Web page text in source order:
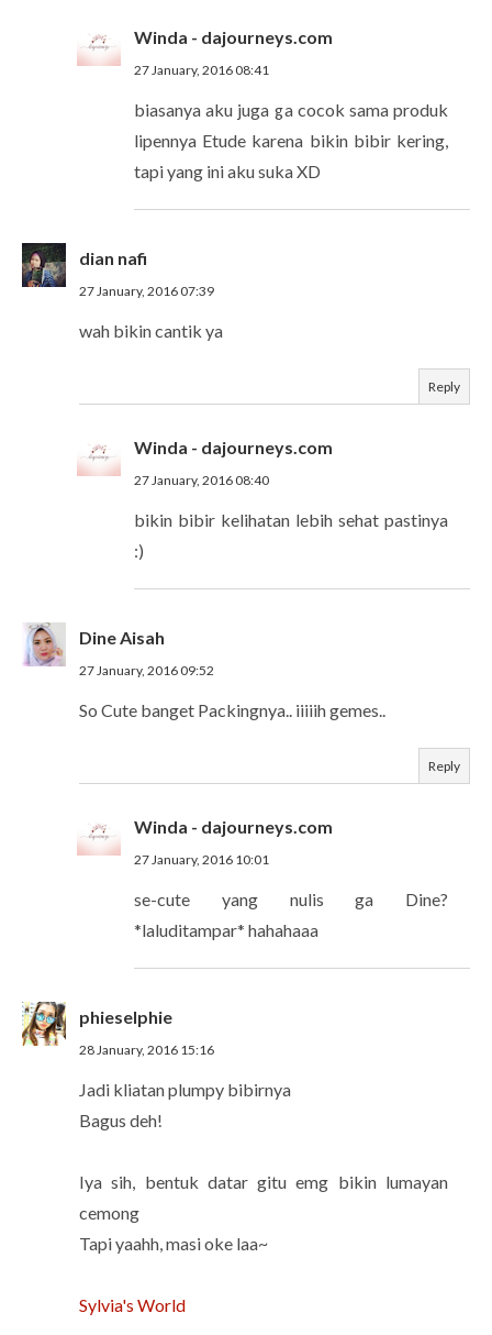
Winda - dajourneys.com
27 January, 2016 08:41
biasanya aku juga ga cocok sama produk
lipennya Etude karena bikin bibir kering,
tapi yang ini aku suka XD
dian nafi
27 January, 2016 07:39
wah bikin cantik ya
Reply
Winda - dajourneys.com
27 January, 2016 08:40
bikin bibir kelihatan lebih sehat pastinya
:)
Dine Aisah
27 January, 2016 09:52
So Cute banget Packingnya.. iiiiih gemes..
Reply
Winda - dajourneys.com
27 January, 2016 10:01
se-cute yang nulis ga Dine?
*laluditampar* hahahaaa
phieselphie
28 January, 2016 15:16
Jadi kliatan plumpy bibirnya
Bagus deh!
Iya sih, bentuk datar gitu emg bikin lumayan
cemong
Tapi yaahh, masi oke laa~
Sylvia's World